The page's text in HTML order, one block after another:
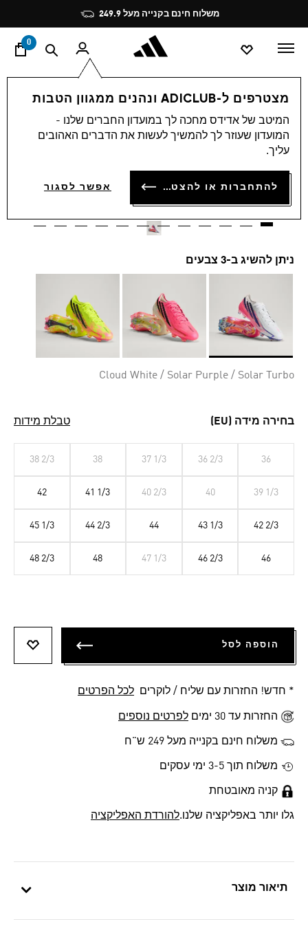
Pause
promotion
rotation
משלוח חינם בקנייה מעל 249.9
0
מצטרפים ל-ADICLUB ונהנים ממגוון הטבות
המיטב של אדידס מחכה לך במועדון החברים שלנו -
המועדון שעוזר לך להמשיך לעשות את הדברים האהובים
עליך.
להתחברות או להצטרפות אפשר לסגור
תיאור מוצר
נעליים
4.8
מתוך
ערך
דירוג
ממוצע.
Read
Reviews.
דף.
4.8 (99)
HYPERFAST ELITE
₪ 1,099.90
ניתן להשיג ב-3 צבעים
Cloud White / Solar Purple / Solar Turbo
בחירה מידה (EU) טבלת מידות
36
36 2/3
37 1/3
38
38 2/3
39 1/3
40
40 2/3
41 1/3
42
42 2/3
43 1/3
44
44 2/3
45 1/3
46
46 2/3
47 1/3
48
48 2/3
הוספה לסל
* חדש! החזרות עם שליח / לוקרים לכל הפרטים
החזרות עד 30 ימים לפרטים נוספים
משלוח חינם בקנייה מעל 249 ש"ח
משלוח תוך 3-5 ימי עסקים
קניה מאובטחת
גלו יותר באפליקציה שלנו.להורדת האפליקציה